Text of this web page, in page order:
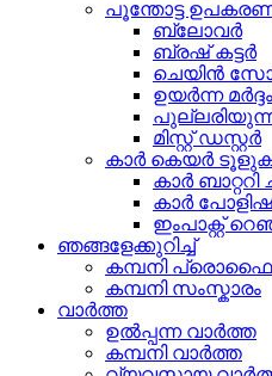
പൂന്തോട്ട
ബ്ലോവർ
ബ്രഷ് കട്ടർ
ചെയിൻ
ഉയർന്ന
മിസ്റ്റ് ഡസ്റ്റർ
കാർ കെയർ
കാർ ബാറ്ററി
കാർ
ഇംപാക്റ്റ്
ഞങ്ങളേക്കുറിച്ച്
കമ്പനി
കമ്പനി സംസ്കാരം
വാർത്ത
ഉൽപ്പന്ന വാർത്ത
കമ്പനി വാർത്ത